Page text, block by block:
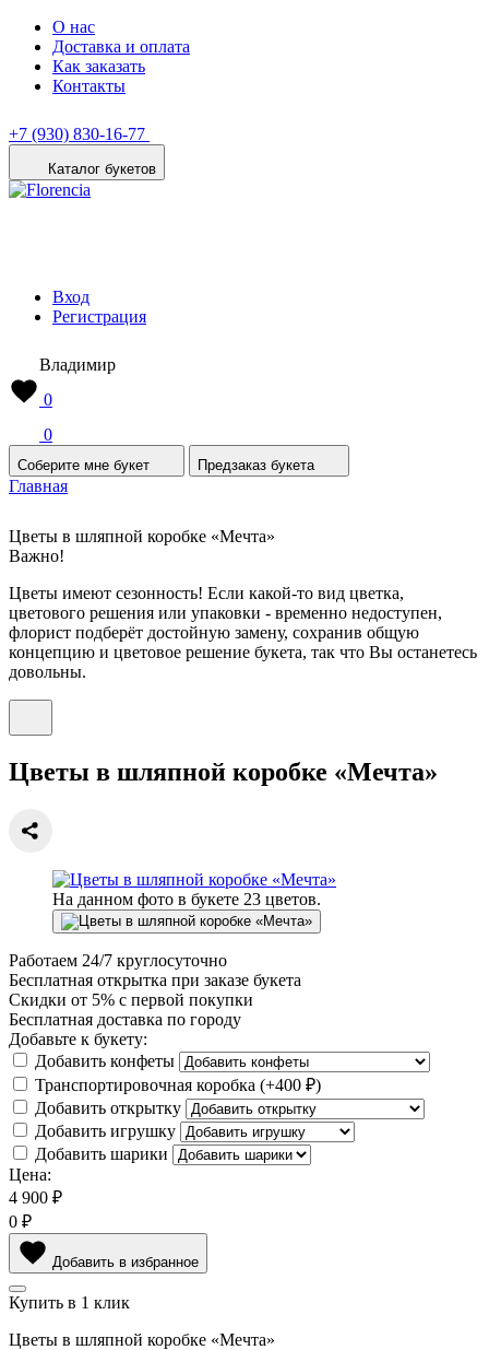
О нас
Доставка и оплата
Как заказать
Контакты
+7 (930) 830-16-77
Каталог букетов
Вход
Регистрация
Владимир
0
0
Соберите мне букет Предзаказ букета
Главная
Цветы в шляпной коробке «Мечта»
Важно!
Цветы имеют сезонность! Если какой-то вид цветка,
цветового решения или упаковки - временно недоступен,
флорист подберёт достойную замену, сохранив общую
концепцию и цветовое решение букета, так что Вы останетесь
довольны.
Цветы в шляпной коробке «Мечта»
На данном фото в букете 23 цветов.
Работаем 24/7 круглосуточно
Бесплатная открытка при заказе букета
Скидки от 5% с первой покупки
Бесплатная доставка по городу
Добавьте к букету:
Добавить конфеты
Транспортировочная коробка (+400 ₽)
Добавить открытку
Добавить игрушку
Добавить шарики
Цена:
4 900 ₽
0 ₽
Добавить в избранное
Купить в 1 клик
Цветы в шляпной коробке «Мечта»